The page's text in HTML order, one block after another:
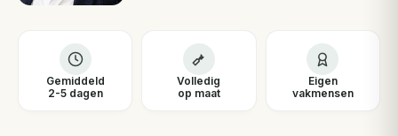
Gemiddeld
2-5 dagen
Volledig
op maat
Eigen
vakmensen